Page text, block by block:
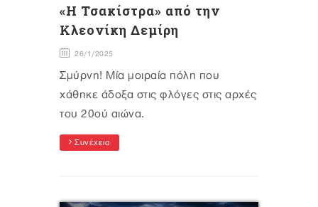
«Η Τσακίστρα» από την
Κλεονίκη Δεμίρη
26/1/2025
Σμύρνη! Μία μοιραία πόλη που
χάθηκε άδοξα στις φλόγες στις αρχές
του 20ού αιώνα.
Συνέχεια